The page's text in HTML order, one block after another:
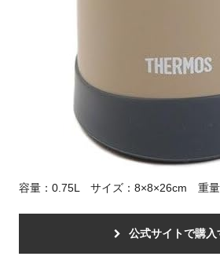
容量：0.75L サイズ：8×8×26cm 重量
公式サイトで購入